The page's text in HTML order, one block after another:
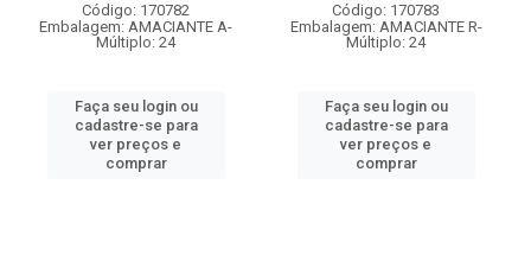
Código: 170782
Embalagem: AMACIANTE A-
Múltiplo: 24
Faça seu login ou
cadastre-se para
ver preços e
comprar
Código: 170783
Embalagem: AMACIANTE R-
Múltiplo: 24
Faça seu login ou
cadastre-se para
ver preços e
comprar